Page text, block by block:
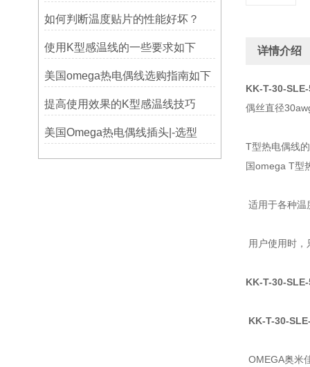
如何判断温度贴片的性能好坏？
使用K型感温线的一些要求如下
美国omega热电偶线选购指南如下
提高使用效果的K型感温线技巧
美国Omega热电偶线插头|-选型
详情介绍
KK-T-30-
偶丝直径
T型热电偶线
国omega T型
适用于各种温
用户使用时
KK-T-30-
KK-T-30-
OMEGA奥米